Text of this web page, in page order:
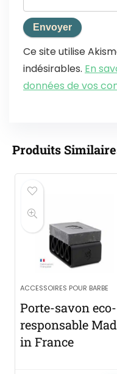
Ce site utilise
indésirables. En
données de vos
Produits
ACCESSOIRES POUR BARBE
Porte-savon eco-
responsable
in France